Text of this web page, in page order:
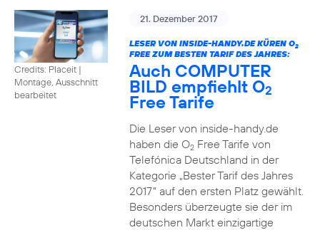
Credits: Placeit |
Montage, Ausschnitt
bearbeitet
21. Dezember 2017
LESER VON INSIDE-HANDY.DE KÜREN O2
FREE ZUM BESTEN TARIF DES JAHRES:
Auch COMPUTER
BILD empfiehlt O2
Free Tarife
Die Leser von inside-handy.de
haben die O2Free Tarife von
Telefónica Deutschland in der
Kategorie „Bester Tarif des Jahres
2017“ auf den ersten Platz gewählt.
Besonders überzeugte sie der im
deutschen Markt einzigartige